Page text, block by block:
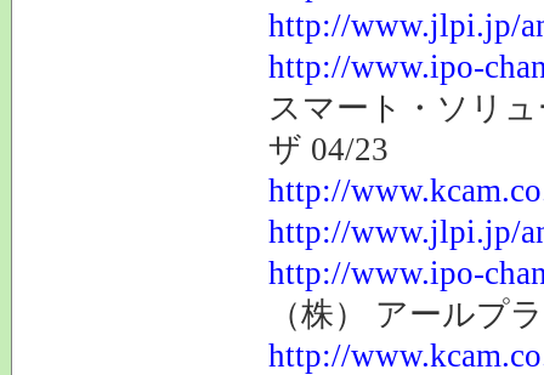
http://www.jlpi.jp/
http://www.ipo-
スマート・ソリ
ザ 04/23
http://
http://www.jlpi.jp/
http://www.ipo-
（株） アールプ
http://